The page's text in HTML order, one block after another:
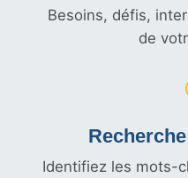
Besoins, défis,
de
Identifiez les mots-